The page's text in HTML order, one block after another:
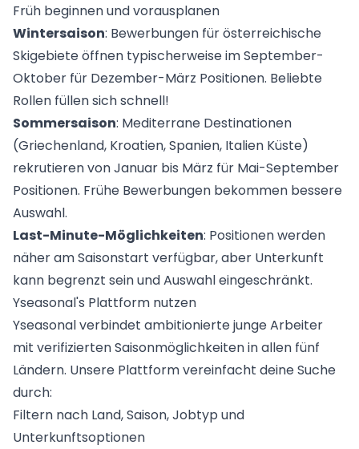
Früh beginnen und vorausplanen
Wintersaison: Bewerbungen für österreichische
Skigebiete öffnen typischerweise im September-
Oktober für Dezember-März Positionen. Beliebte
Rollen füllen sich schnell!
Sommersaison: Mediterrane Destinationen
(Griechenland, Kroatien, Spanien, Italien Küste)
rekrutieren von Januar bis März für Mai-September
Positionen. Frühe Bewerbungen bekommen bessere
Auswahl.
Last-Minute-Möglichkeiten: Positionen werden
näher am Saisonstart verfügbar, aber Unterkunft
kann begrenzt sein und Auswahl eingeschränkt.
Yseasonal's Plattform nutzen
Yseasonal verbindet ambitionierte junge Arbeiter
mit verifizierten Saisonmöglichkeitenin allen fünf
Ländern. Unsere Plattform vereinfacht deine Suche
durch:
Filtern nach Land, Saison, Jobtyp und
Unterkunftsoptionen